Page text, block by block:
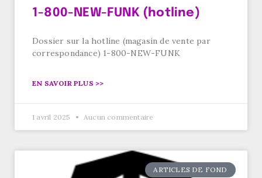
1-800-NEW-FUNK (hotline)
Dossier sur la hotline (magasin de vente par
correspondance) 1-800-NEW-FUNK
EN SAVOIR PLUS >>
1 avril 2025 Aucun commentaire
ARTICLES DE FOND